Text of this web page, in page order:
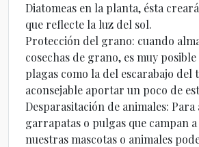
Diatomeas en la planta, ésta
que reflecte la luz del sol.
Protección del grano: cuando
cosechas de grano, es muy
plagas como la del escarabajo del
aconsejable aportar un poco de
Desparasitación de animales: Para
garrapatas o pulgas que campan
nuestras mascotas o animales